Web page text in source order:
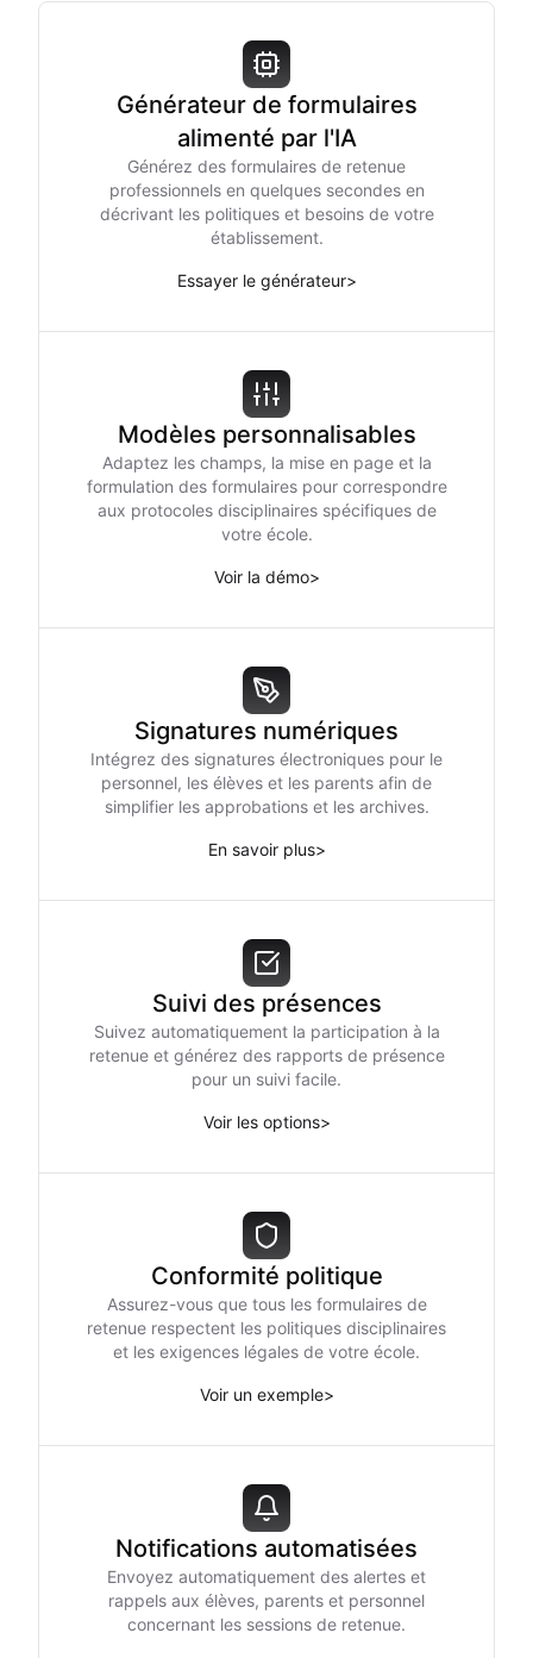
Générateur de formulaires
alimenté par l'IA
Générez des formulaires de retenue
professionnels en quelques secondes en
décrivant les politiques et besoins de votre
établissement.
Essayer le générateur>
Modèles personnalisables
Adaptez les champs, la mise en page et la
formulation des formulaires pour correspondre
aux protocoles disciplinaires spécifiques de
votre école.
Voir la démo>
Signatures numériques
Intégrez des signatures électroniques pour le
personnel, les élèves et les parents afin de
simplifier les approbations et les archives.
En savoir plus>
Suivi des présences
Suivez automatiquement la participation à la
retenue et générez des rapports de présence
pour un suivi facile.
Voir les options>
Conformité politique
Assurez-vous que tous les formulaires de
retenue respectent les politiques disciplinaires
et les exigences légales de votre école.
Voir un exemple>
Notifications automatisées
Envoyez automatiquement des alertes et
rappels aux élèves, parents et personnel
concernant les sessions de retenue.